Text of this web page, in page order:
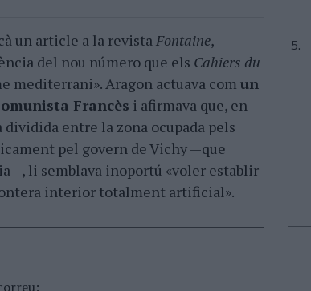
un article a la revistaFontaine,
del nou número que els Cahiers du
mediterrani». Aragon actuava com un
Francès i afirmava que, en
entre la zona ocupada pels
pel govern de Vichy —que
li semblava inoportú «voler establir
interior totalment artificial».